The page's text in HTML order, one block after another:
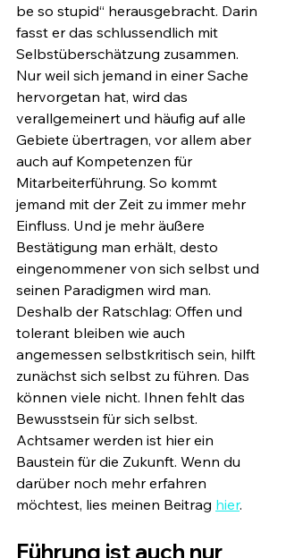
be so stupid“ herausgebracht. Darin
fasst er das schlussendlich mit
Selbstüberschätzung zusammen.
Nur weil sich jemand in einer Sache
hervorgetan hat, wird das
verallgemeinert und häufig auf alle
Gebiete übertragen, vor allem aber
auch auf Kompetenzen für
Mitarbeiterführung. So kommt
jemand mit der Zeit zu immer mehr
Einfluss. Und je mehr äußere
Bestätigung man erhält, desto
eingenommener von sich selbst und
seinen Paradigmen wird man.
Deshalb der Ratschlag: Offen und
tolerant bleiben wie auch
angemessen selbstkritisch sein, hilft
zunächst sich selbst zu führen. Das
können viele nicht. Ihnen fehlt das
Bewusstsein für sich selbst.
Achtsamer werden ist hier ein
Baustein für die Zukunft. Wenn du
darüber noch mehr erfahren
möchtest, lies meinen Beitrag hier.
Führung ist auch nur